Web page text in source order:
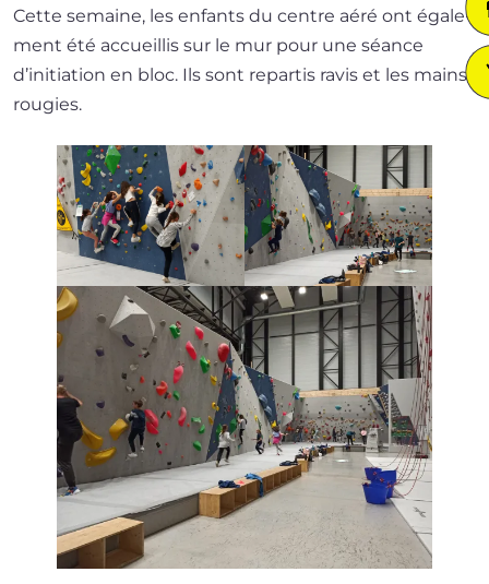
Cette semaine, les enfants du centre aéré ont éga­le­
ment été accueillis sur le mur pour une séance
d’initiation en bloc. Ils sont repar­tis ravis et les mains
rougies.